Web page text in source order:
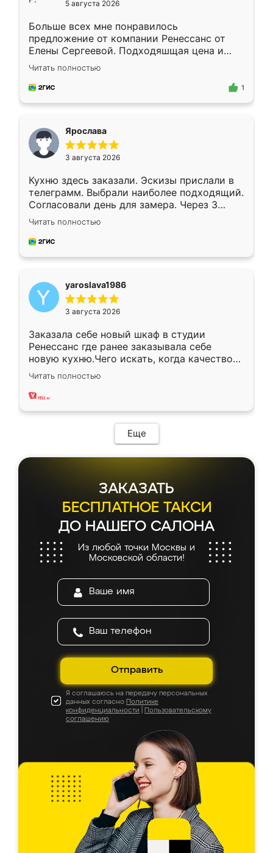
5 августа 2026
Больше всех мне понравилось
предложение от компании Ренессанс от
Елены Сергеевой. Подходяшщая цена и
короткие сроки изготовления. Приехавший
для замера сотрудник Владислав
предложил по моему эскизу самый
Читать полностью
1
Ярослава
3 августа 2026
Кухню здесь заказали. Эскизы прислали в
телеграмм. Выбрали наиболее подходящий.
Согласовали день для замера. Через 3
недели кухня была уже готова. Остались
довольны работой. Спасибо Ренессанс
мебель за качественную работу!
Читать полностью
yaroslava1986
3 августа 2026
Заказала себе новый шкаф в студии
Ренессанс где ранее заказывала себе
новую кухню.Чего искать, когда качеством
вполне довольна. Служит кухня уже почти
два года, нареканий нет.
Читать полностью
Еще
ЗАКАЗАТЬ
БЕСПЛАТНОЕ ТАКСИ
ДО НАШЕГО САЛОНА
Из любой точки Москвы и
Московской области!
Отправить
Я соглашаюсь на передачу персональных
данных согласно Политике
конфиденциальности
Пользовательскому
соглашению